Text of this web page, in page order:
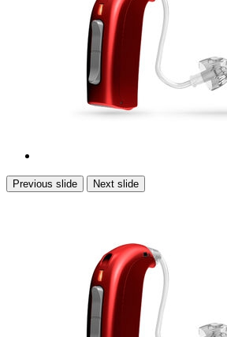
Previous slide Next slide